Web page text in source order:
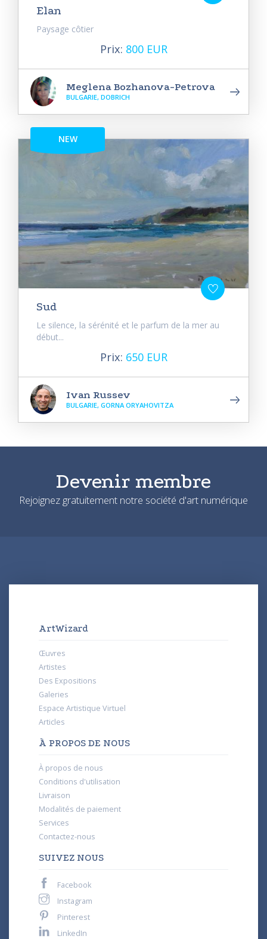
Elan
Paysage côtier
Prix: 800 EUR
Meglena Bozhanova-Petrova
BULGARIE, DOBRICH
NEW
Sud
Le silence, la sérénité et le parfum de la mer au
début...
Prix: 650 EUR
Ivan Russev
BULGARIE, GORNA ORYAHOVITZA
Devenir membre
Rejoignez gratuitement notre société d'art numérique
ArtWizard
Œuvres
Artistes
Des Expositions
Galeries
Espace Artistique Virtuel
Articles
À PROPOS DE NOUS
À propos de nous
Conditions d'utilisation
Livraison
Modalités de paiement
Services
Contactez-nous
SUIVEZ NOUS
Facebook
Instagram
Pinterest
LinkedIn